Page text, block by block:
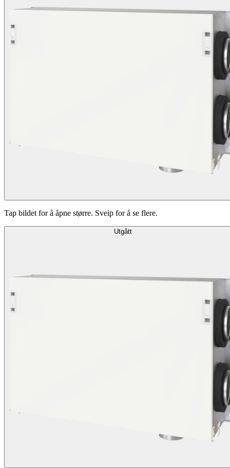
Tap bildet for å åpne større. Sveip for å se flere.
Utgått